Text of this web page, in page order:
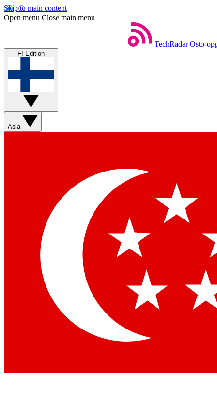
Skip to main content
Open menu Close main menu
TechRadar Osto-
FI Edition
Asia